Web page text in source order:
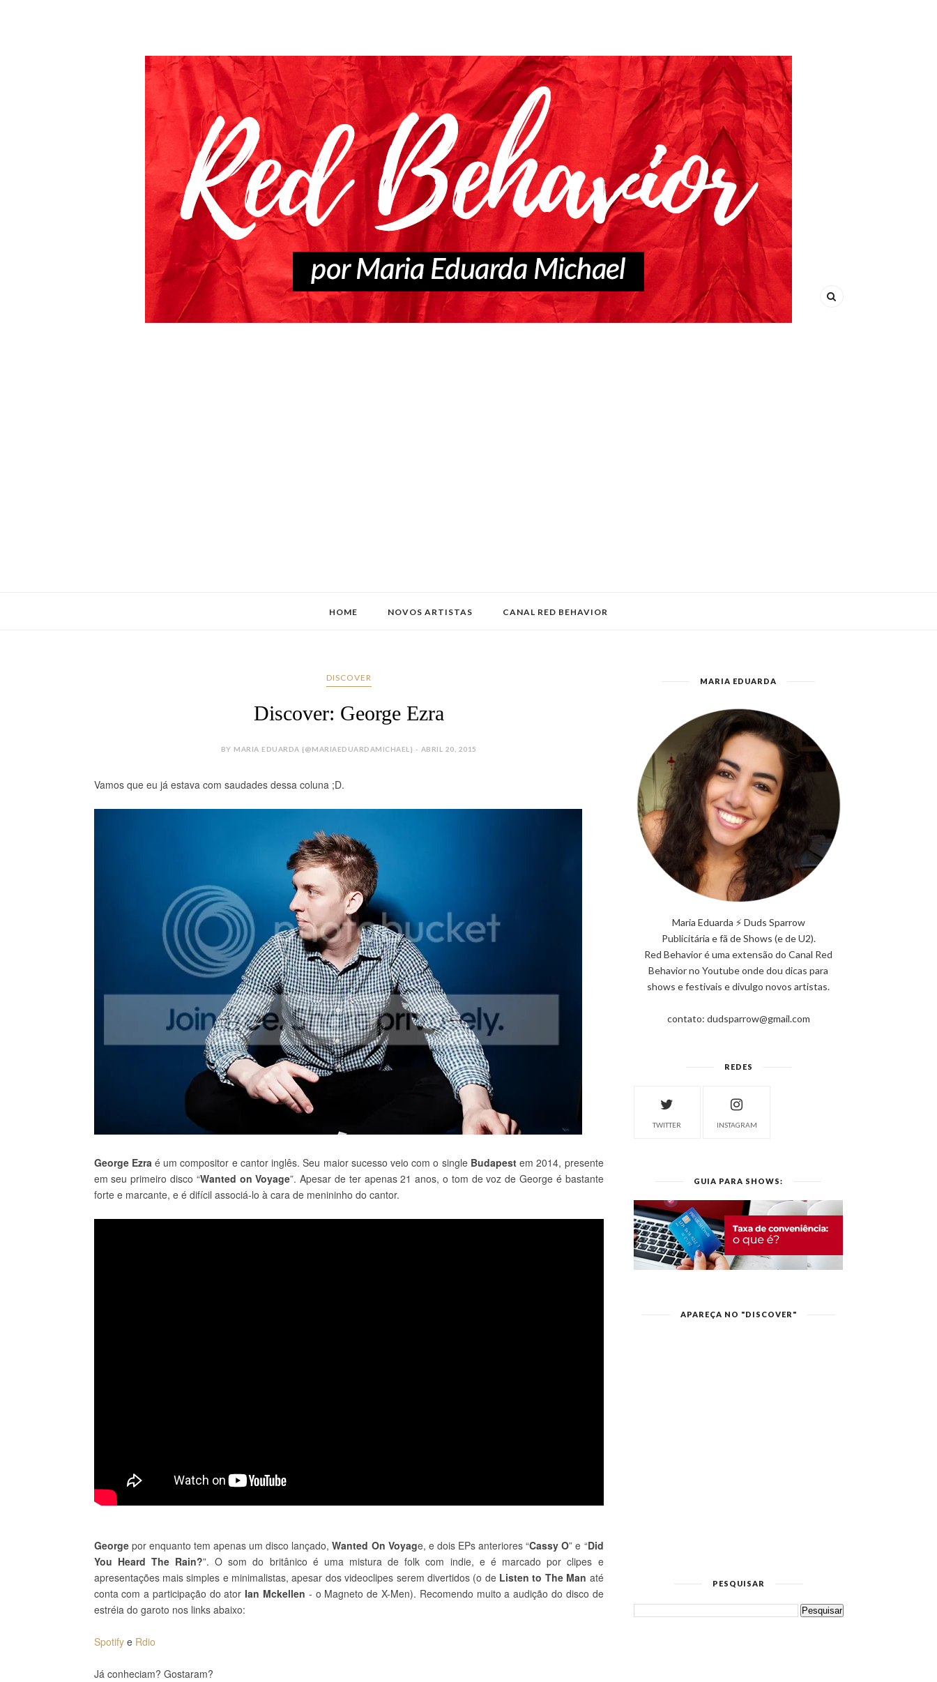
HOME NOVOS ARTISTAS CANAL RED BEHAVIOR
DISCOVER
Discover: George Ezra
BY MARIA EDUARDA {@MARIAEDUARDAMICHAEL} - ABRIL 20, 2015
Vamos que eu já estava com saudades dessa coluna ;D.
George Ezraé um compositor e cantor inglês. Seu maior sucesso veio com o single Budapestem 2014, presente
em seu primeiro disco “Wanted on Voyage”. Apesar de ter apenas 21 anos, o tom de voz de George é bastante
forte e marcante, e é difícil associá-lo à cara de menininho do cantor.
Georgepor enquanto tem apenas um disco lançado,Wanted On Voyage, e dois EPs anteriores “Cassy O” e “Did
You Heard The Rain?”. O som do britânico é uma mistura de folk com indie, e é marcado por clipes e
apresentações mais simples e minimalistas, apesar dos videoclipes serem divertidos (o de Listen to The Man até
conta com a participação do ator Ian Mckellen - o Magneto de X-Men). Recomendo muito a audição do disco de
estréia do garoto nos links abaixo:
Spotifye Rdio
Já conheciam? Gostaram?
MARIA EDUARDA
Maria Eduarda ⚡ Duds Sparrow
Publicitária e fã de Shows (e de U2).
Red Behavior é uma extensão do Canal Red
Behavior no Youtube onde dou dicas para
shows e festivais e divulgo novos artistas.
contato: dudsparrow@gmail.com
REDES
TWITTER INSTAGRAM
GUIA PARA SHOWS:
APAREÇA NO "DISCOVER"
PESQUISAR